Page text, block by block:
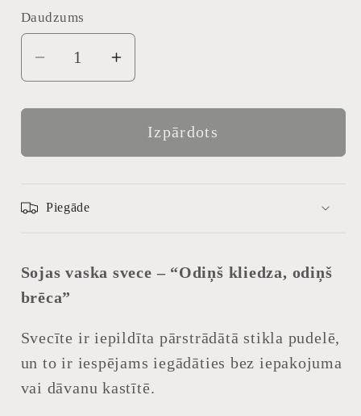
pieejams
Daudzums
Daudzums
Samazināt
daudzumu
produktam
kliedza,
brēca”
sojas
svece
Palielināt
daudzumu
produktam
“Odiņš
kliedza,
Izpārdots
Piegāde
Sojas vaska svece – “Odiņš kliedza, odiņš
brēca”
Svecīte ir iepildīta pārstrādātā stikla pudelē,
un to ir iespējams iegādāties bez iepakojuma
vai dāvanu kastītē.